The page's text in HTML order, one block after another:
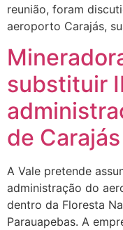
reunião, foram
aeroporto Carajás,
substituir
de Carajás
A Vale pretende
administração do
dentro da Floresta
Parauapebas. A